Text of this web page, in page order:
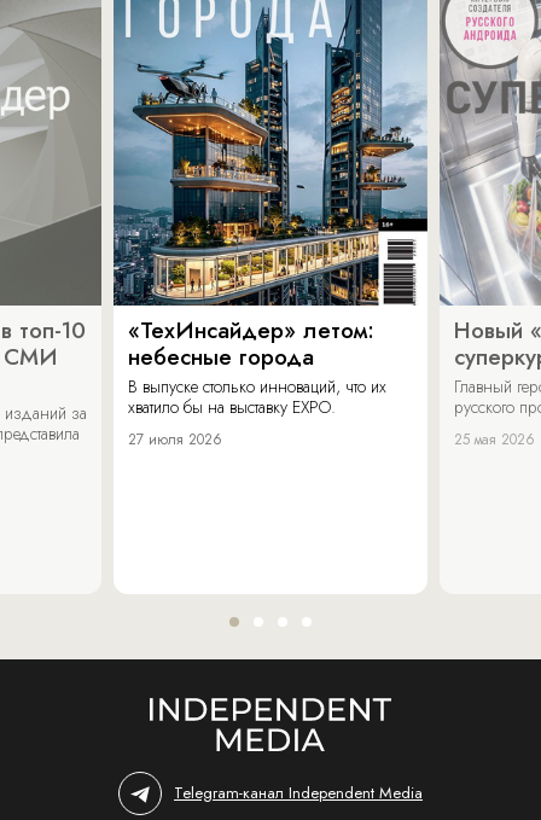
топ-10
СМИ
изданий за
«ТехИнсайдер» летом:
небесные города
В выпуске столько инноваций, что их
хватило бы на выставку EXPO.
27 июля 2026
Новый
Главный
русского
25 мая 2026
Telegram-канал Independent Media